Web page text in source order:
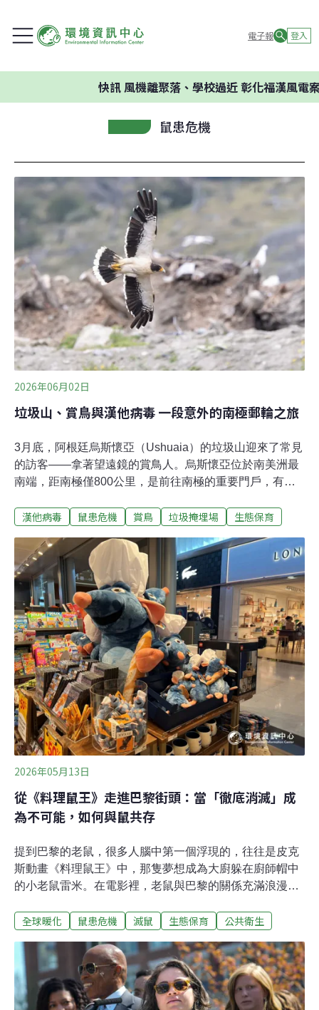
電子報 登入
風機離聚落、學校過近 彰化福漢風電案環委
鼠患危機
2026年06月02日
垃圾山、賞鳥與漢他病毒 一段意外的南極郵輪之旅
3月底，阿根廷烏斯懷亞（Ushuaia）的垃圾山迎來了常見
的訪客——拿著望遠鏡的賞鳥人。烏斯懷亞位於南美洲最
南端，距南極僅800公里，是前往南極的重要門戶，有
不絕。他們最嚮往的地方之一，是城郊一處氣味刺鼻的垃
（White-throated Caracara）。牠有另一個名字：達爾文
巨隼（Darwin's Caracara）。1830年代，年輕的達爾文搭
乘小獵犬號遠航，在巴塔哥尼亞採集到這種猛禽的標本，
之後由英國鳥類學家古爾德（John Gould）鑑定命名。這
種巨隼帶著黑白分明的漂亮羽衣，卻喜歡出沒在垃圾場和
農耕地，和其他幾種巨隼一起翻找腐食，與猛禽的威嚴形
象形成反差。
漢他病毒 鼠患危機 賞鳥 垃圾掩埋場 生態保育
2026年05月13日
從《料理鼠王》走進巴黎街頭：當「徹底消滅」成
為不可能，如何與鼠共存
提到巴黎的老鼠，很多人腦中第一個浮現的，往往是皮克
斯動畫《料理鼠王》中，那隻夢想成為大廚躲在廚師帽中
的小老鼠雷米。在電影裡，老鼠與巴黎的關係充滿浪漫與
的城市治理挑戰。不管是搭乘地鐵，在公園野餐，或是塞
動，有時還能看見一整個家族。對許多巴黎人來說，這樣
的畫面早已不是罕見現象，甚至逐漸被視為「習以為常」
的存在。根據多方估計，現今巴黎的老鼠數量可能高達約
400萬至600萬隻，巴黎市區人口約210萬，大都會區約
全球暖化 鼠患危機 滅鼠 生態保育 公共衛生